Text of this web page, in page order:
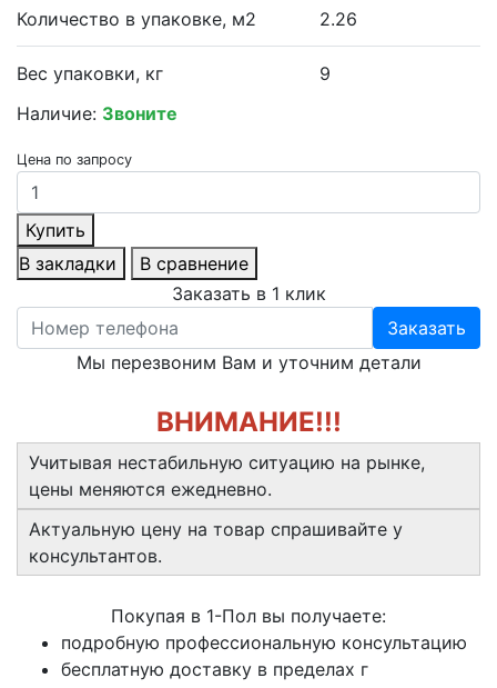
Количество в упаковке, м2 2.26
Вес упаковки, кг
9
Наличие: Звоните
Цена по запросу
Купить
В закладки
В сравнение
Заказать в 1 клик
Заказать
Мы перезвоним Вам и уточним детали
ВНИМАНИЕ!!!
Учитывая нестабильную ситуацию на рынке,
цены меняются ежедневно.
Актуальную цену на товар спрашивайте у
консультантов.
Покупая в 1-Пол вы получаете:
подробную профессиональную консультацию
бесплатную доставку в пределах г